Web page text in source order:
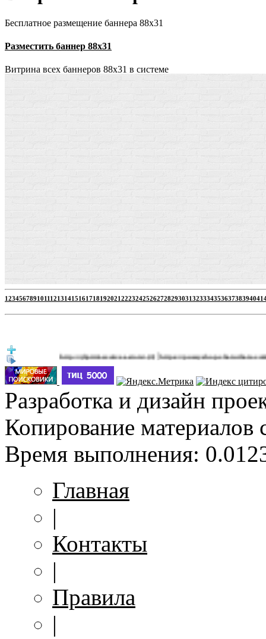
Бесплатное размещение баннера 88х31
Разместить баннер 88х31
Витрина всех баннеров 88x31 в системе
1234567891011121314151617181920212223242526272829303132333435363738394041
http://jbprimecurves.store/(3)|https://pussyshop.chaturbate.com/male-
Разработка и дизайн
Копирование материалов
Время выполнения:
Главная
|
Контакты
|
Правила
|